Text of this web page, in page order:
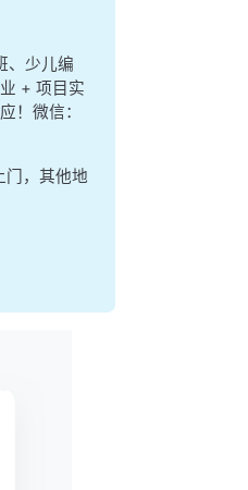
、少儿编
+ 项目实
！微信：
门，其他地